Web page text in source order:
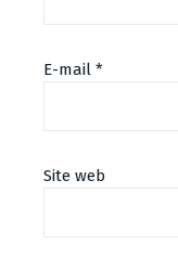
E-mail *
Site web